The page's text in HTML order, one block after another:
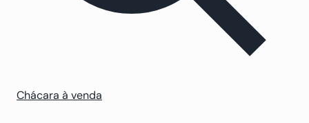
Chácara à venda